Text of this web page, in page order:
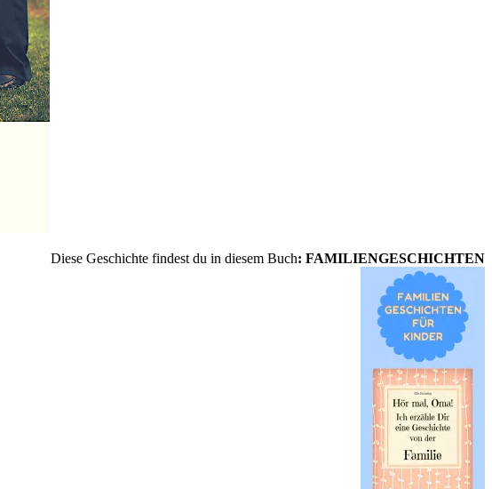
Diese Geschichte findest du in diesem Buch: FAMILIENGESCHICHTEN